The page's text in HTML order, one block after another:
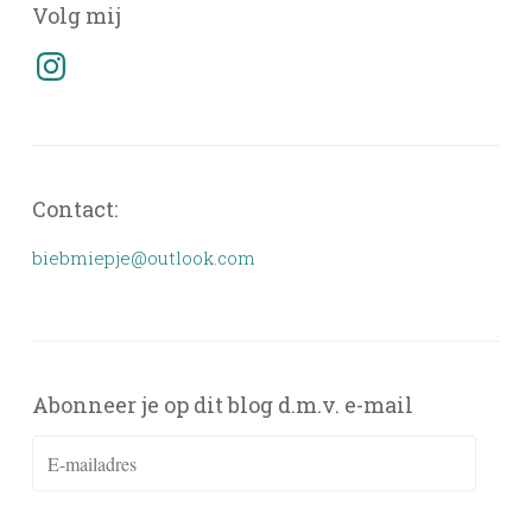
Volg mij
Instagram
Contact:
biebmiepje@outlook.com
Abonneer je op dit blog d.m.v. e-mail